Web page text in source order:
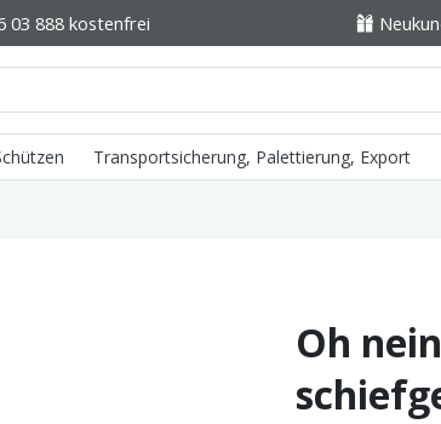
03 888 kostenfrei
Transportsicherung, Palettierung, Export
Oh